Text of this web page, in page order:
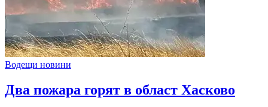
Водещи новини
Два пожара горят в област Хасково